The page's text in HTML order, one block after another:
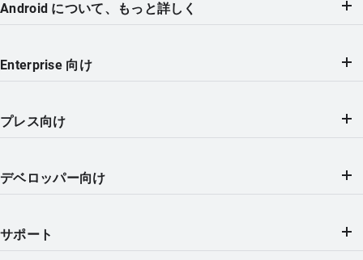
Android について、もっと詳しく
Enterprise 向け
プレス向け
デベロッパー向け
サポート